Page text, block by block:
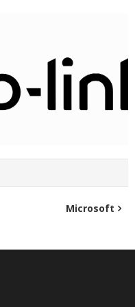
Microsoft